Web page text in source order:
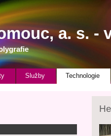
a. s. -
Služby Technologie